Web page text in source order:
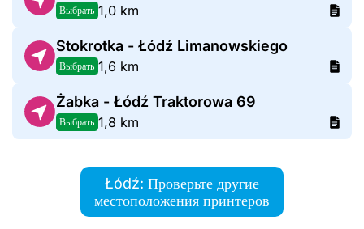
Выбрать 1,0 km
Stokrotka - Łódź Limanowskiego
Выбрать 1,6 km
Żabka - Łódź Traktorowa 69
Выбрать 1,8 km
Łódź: Проверьте другие
местоположения принтеров